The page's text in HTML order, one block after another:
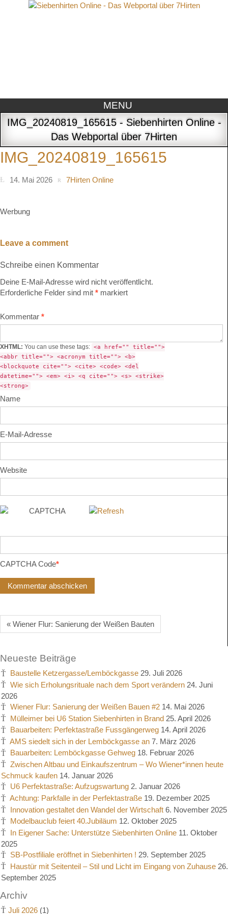
MENU
IMG_20240819_165615 - Siebenhirten Online -
Das Webportal über 7Hirten
IMG_20240819_165615
14. Mai 2026 7Hirten Online
Werbung
Leave a comment
Schreibe einen Kommentar
Deine E-Mail-Adresse wird nicht veröffentlicht.
Erforderliche Felder sind mit * markiert
Kommentar *
XHTML: You can use these tags: <a href="" title="">
<abbr title=""> <acronym title=""> <b>
<blockquote cite=""> <cite> <code> <del
datetime=""> <em> <i> <q cite=""> <s> <strike>
<strong>
Name
E-Mail-Adresse
Website
CAPTCHA Code*
« Wiener Flur: Sanierung der Weißen Bauten
Neueste Beiträge
Baustelle Ketzergasse/Lemböckgasse 29. Juli 2026
Wie sich Erholungsrituale nach dem Sport verändern 24. Juni
2026
Wiener Flur: Sanierung der Weißen Bauen #2 14. Mai 2026
Mülleimer bei U6 Station Siebenhirten in Brand 25. April 2026
Bauarbeiten: Perfektastraße Fussgängerweg 14. April 2026
AMS siedelt sich in der Lemböckgasse an 7. März 2026
Bauarbeiten: Lemböckgasse Gehweg 18. Februar 2026
Zwischen Altbau und Einkaufszentrum – Wo Wiener*innen heute
Schmuck kaufen 14. Januar 2026
U6 Perfektastraße: Aufzugswartung 2. Januar 2026
Achtung: Parkfalle in der Perfektastraße 19. Dezember 2025
Innovation gestaltet den Wandel der Wirtschaft 6. November 2025
Modelbauclub feiert 40.Jubiläum 12. Oktober 2025
In Eigener Sache: Unterstütze Siebenhirten Online 11. Oktober
2025
SB-Postfiliale eröffnet in Siebenhirten ! 29. September 2025
Haustür mit Seitenteil – Stil und Licht im Eingang von Zuhause 26.
September 2025
Archiv
Juli 2026 (1)